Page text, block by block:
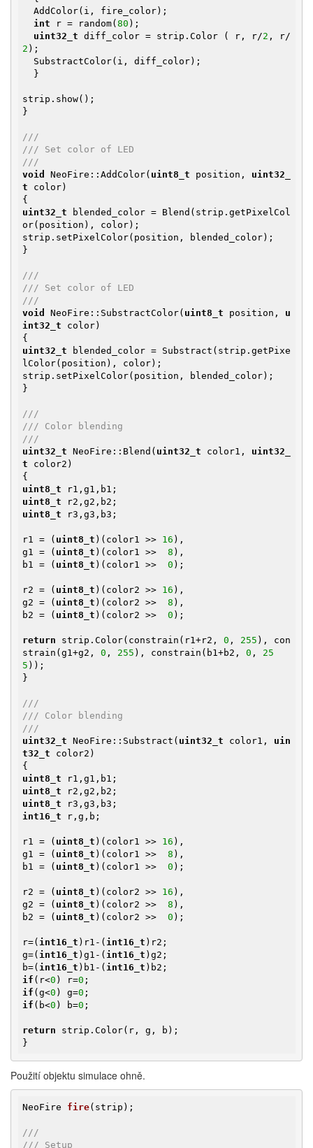
int r = random(80 );
uint32_t diff_color = strip.Color ( r, r/2 , r/
2 );
strip.show();
}
///
/// Set color of LED
///
void
NeoFire::AddColor( uint8_t position, uint32_
t color)
uint32_t blended_color = Blend(strip.getPixelCol
or(position), color);
strip.setPixelColor(position, blended_color);
}
///
/// Set color of LED
///
void
NeoFire::SubstractColor( uint8_t position, u
int32_t color)
uint32_t blended_color = Substract(strip.getPixe
lColor(position), color);
strip.setPixelColor(position, blended_color);
}
///
/// Color blending
///
uint32_t NeoFire::Blend( uint32_t color1, uint32_
t color2)
uint8_t
uint8_t
uint8_t r3,g3,b3;
r1 = ( uint8_t )(color1 >> 16 ),
g1 = ( uint8_t )(color1 >> 8 ),
b1 = ( uint8_t )(color1 >> 0 );
r2 = ( uint8_t )(color2 >> 16 ),
g2 = ( uint8_t )(color2 >> 8 ),
b2 = ( uint8_t )(color2 >> 0 );
return strip.Color(constrain(r1+r2, 0 , 255 ), con
strain(g1+g2, 0 , 255 ), constrain(b1+b2, 0 , 25
5 ));
}
///
/// Color blending
///
uint32_t NeoFire::Substract( uint32_t color1, uin
t32_t color2)
uint8_t
uint8_t
uint8_t
int16_t r,g,b;
r1 = ( uint8_t )(color1 >> 16 ),
g1 = ( uint8_t )(color1 >> 8 ),
b1 = ( uint8_t )(color1 >> 0 );
r2 = ( uint8_t )(color2 >> 16 ),
g2 = ( uint8_t )(color2 >> 8 ),
b2 = ( uint8_t )(color2 >> 0 );
r=( int16_t )r1-( int16_t )r2;
g=( int16_t )g1-( int16_t )g2;
b=( int16_t )b1-( int16_t
if (r<0 ) r=0
if (g<0 ) g=0
if (b<0 ) b=0 ;
return strip.Color(r, g, b);
}
Použití objektu simulace ohně.
NeoFire fire(strip) ;
///
/// Setup